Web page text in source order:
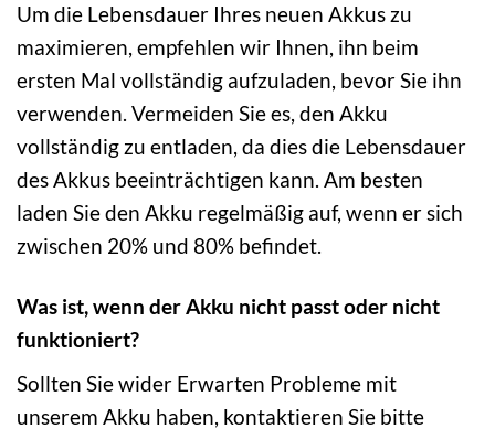
Um die Lebensdauer Ihres neuen Akkus zu
maximieren, empfehlen wir Ihnen, ihn beim
ersten Mal vollständig aufzuladen, bevor Sie ihn
verwenden. Vermeiden Sie es, den Akku
vollständig zu entladen, da dies die Lebensdauer
des Akkus beeinträchtigen kann. Am besten
laden Sie den Akku regelmäßig auf, wenn er sich
zwischen 20% und 80% befindet.
Was ist, wenn der Akku nicht passt oder nicht
funktioniert?
Sollten Sie wider Erwarten Probleme mit
unserem Akku haben, kontaktieren Sie bitte